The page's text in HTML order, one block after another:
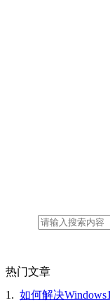
热门文章
1. 如何解决Windows10系统提